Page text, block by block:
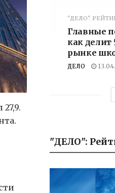
"ДЕЛО".
Главные
как
рынке
ДЕЛО
"ДЕЛО":